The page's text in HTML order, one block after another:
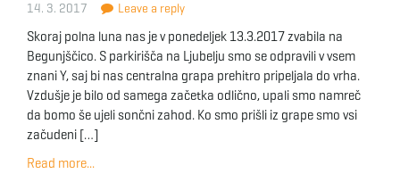
14. 3. 2017 Leave a reply
Skoraj polna luna nas je v ponedeljek 13.3.2017 zvabila na
Begunjščico. S parkirišča na Ljubelju smo se odpravili v vsem
znani Y, saj bi nas centralna grapa prehitro pripeljala do vrha.
Vzdušje je bilo od samega začetka odlično, upali smo namreč
da bomo še ujeli sončni zahod. Ko smo prišli iz grape smo vsi
začudeni […]
Read more...